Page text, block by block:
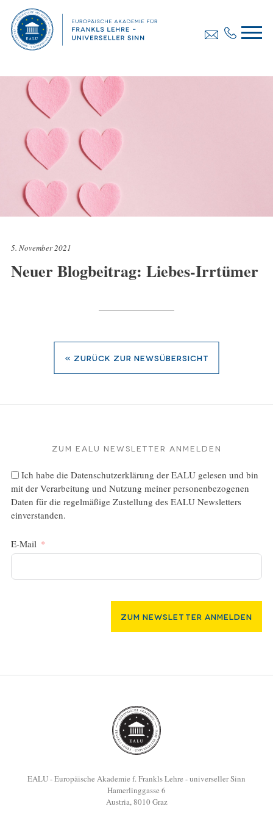
5. November 2021
Neuer Blogbeitrag: Liebes-Irrtümer
« zurück zur Newsübersicht
Zum EALU Newsletter anmelden
Ich habe die Datenschutzerklärung der EALU gelesen und bin
mit der Verarbeitung und Nutzung meiner personenbezogenen
Daten für die regelmäßige Zustellung des EALU Newsletters
einverstanden.
E-Mail
Zum Newsletter Anmelden
EALU - Europäische Akademie f. Frankls Lehre - universeller Sinn
Hamerlinggasse 6
Austria, 8010 Graz